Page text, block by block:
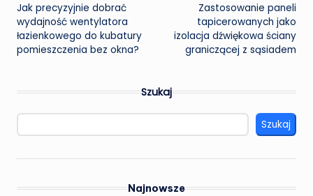
navigation
Jak precyzyjnie dobrać
wydajność wentylatora
łazienkowego do kubatury
pomieszczenia bez okna?
Zastosowanie paneli
tapicerowanych jako
izolacja dźwiękowa ściany
graniczącej z sąsiadem
Szukaj
Szukaj
Najnowsze